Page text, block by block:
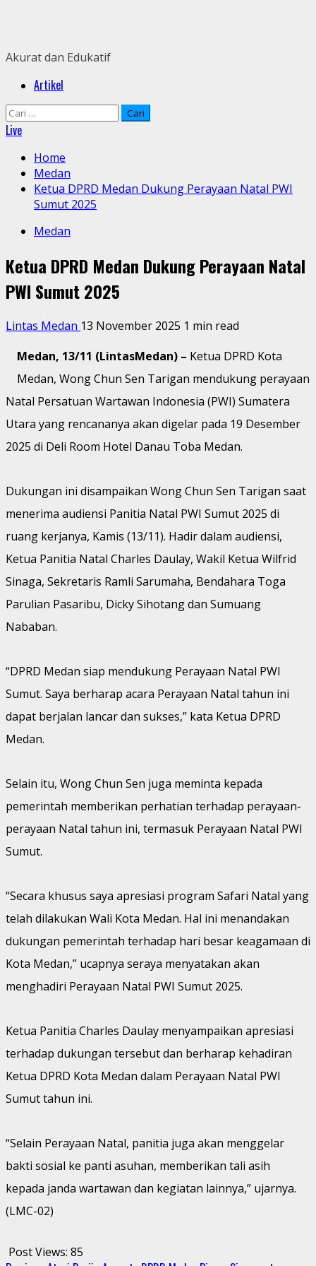
Akurat dan Edukatif
PrimaryArtikel
Cari
untuk:
Live
Home
Medan
Ketua DPRD Medan Dukung Perayaan Natal PWI
Sumut 2025
Medan
Ketua DPRD Medan Dukung Perayaan Natal
PWI Sumut 2025
Lintas Medan 13 November 2025 1 min read
Medan, 13/11 (LintasMedan) – Ketua DPRD Kota
Medan, Wong Chun Sen Tarigan mendukung perayaan
Natal Persatuan Wartawan Indonesia (PWI) Sumatera
Utara yang rencananya akan digelar pada 19 Desember
2025 di Deli Room Hotel Danau Toba Medan.
Dukungan ini disampaikan Wong Chun Sen Tarigan saat
menerima audiensi Panitia Natal PWI Sumut 2025 di
ruang kerjanya, Kamis (13/11). Hadir dalam audiensi,
Ketua Panitia Natal Charles Daulay, Wakil Ketua Wilfrid
Sinaga, Sekretaris Ramli Sarumaha, Bendahara Toga
Parulian Pasaribu, Dicky Sihotang dan Sumuang
Nababan.
“DPRD Medan siap mendukung Perayaan Natal PWI
Sumut. Saya berharap acara Perayaan Natal tahun ini
dapat berjalan lancar dan sukses,” kata Ketua DPRD
Medan.
Selain itu, Wong Chun Sen juga meminta kepada
pemerintah memberikan perhatian terhadap perayaan-
perayaan Natal tahun ini, termasuk Perayaan Natal PWI
Sumut.
“Secara khusus saya apresiasi program Safari Natal yang
telah dilakukan Wali Kota Medan. Hal ini menandakan
dukungan pemerintah terhadap hari besar keagamaan di
Kota Medan,” ucapnya seraya menyatakan akan
menghadiri Perayaan Natal PWI Sumut 2025.
Ketua Panitia Charles Daulay menyampaikan apresiasi
terhadap dukungan tersebut dan berharap kehadiran
Ketua DPRD Kota Medan dalam Perayaan Natal PWI
Sumut tahun ini.
“Selain Perayaan Natal, panitia juga akan menggelar
bakti sosial ke panti asuhan, memberikan tali asih
kepada janda wartawan dan kegiatan lainnya,” ujarnya.
(LMC-02)
Post Views: 85